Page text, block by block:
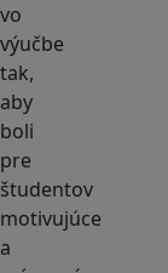
vo
výučbe
tak,
aby
boli
pre
študentov
motivujúce
a